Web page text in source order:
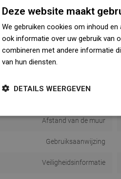
Kleur
Materiaal
Afstand van de muur
Gebruiksaanwijzing
Veiligheidsinformatie
Deze website maakt
We gebruiken cookies om inhoud
ook informatie over uw gebruik van
combineren met andere informatie
van hun diensten.
DETAILS WEERGEVEN